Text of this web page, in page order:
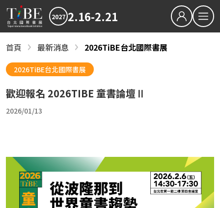
2027 2.16-2.21
最新消息
下載專區
2026TIBE線上書展
最新消息
2027TiBE台北國際書展
書展亮點
近期文章
2027書展大獎及金蝶獎徵件起跑 歡迎台灣原創
「臺灣感性：女性情緒」感動首爾 303則留言
首頁 最新消息 2026TiBE台北國際書展
2026TiBE台北國際書展
歡迎報名 2026TIBE 童書論壇Ⅱ
2026/01/13